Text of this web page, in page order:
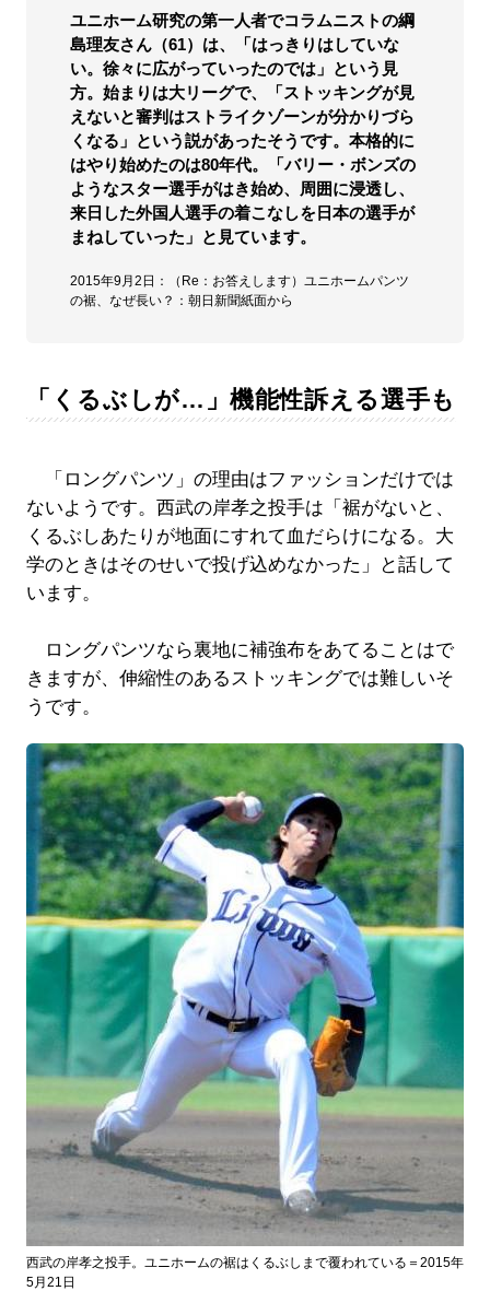
ユニホーム研究の第一人者でコラムニストの綱
島理友さん（61）は、「はっきりはしていな
い。徐々に広がっていったのでは」という見
方。始まりは大リーグで、「ストッキングが見
えないと審判はストライクゾーンが分かりづら
くなる」という説があったそうです。本格的に
はやり始めたのは80年代。「バリー・ボンズの
ようなスター選手がはき始め、周囲に浸透し、
来日した外国人選手の着こなしを日本の選手が
まねしていった」と見ています。
2015年9月2日：（Re：お答えします）ユニホームパンツ
の裾、なぜ長い？：朝日新聞紙面から
「くるぶしが…」機能性訴える選手も
「ロングパンツ」の理由はファッションだけでは
ないようです。西武の岸孝之投手は「裾がないと、
くるぶしあたりが地面にすれて血だらけになる。大
学のときはそのせいで投げ込めなかった」と話して
います。
ロングパンツなら裏地に補強布をあてることはで
きますが、伸縮性のあるストッキングでは難しいそ
うです。
西武の岸孝之投手。ユニホームの裾はくるぶしまで覆われている＝2015年
5月21日